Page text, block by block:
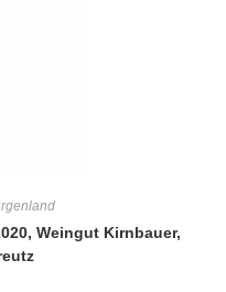
Weingut Kirnbauer,